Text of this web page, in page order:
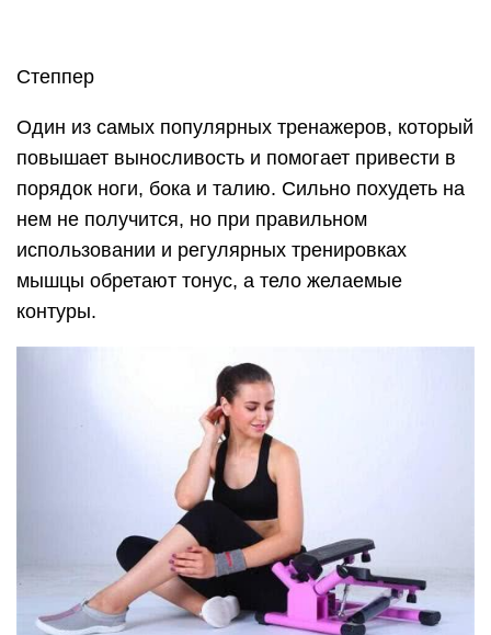
Беговая дорожка
самых эффективных тренажеров
борьбе с лишним весом . Дает нагрузку на весь
организм, способствуя, таким образом,
комплексному похудению. Занятия на беговой
дорожке показаны почти всем людям, ведь
интенсивная ходьба помогает быстрому
похудению не хуже, чем пробежка.